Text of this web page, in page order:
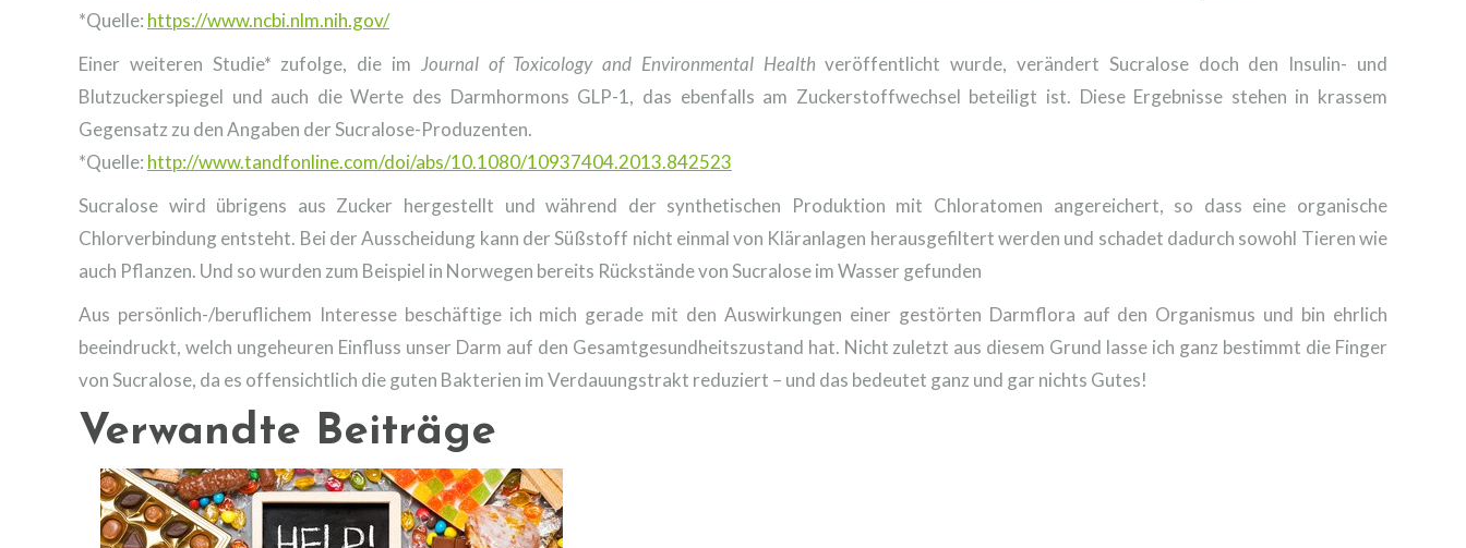
*Quelle: https://www.ncbi.nlm.nih.gov/
Einer weiteren Studie* zufolge, die im Journal of Toxicology and Environmental Health veröffentlicht wurde, verändert Sucralose doch den Insulin- und
Blutzuckerspiegel und auch die Werte des Darmhormons GLP-1, das ebenfalls am Zuckerstoffwechsel beteiligt ist. Diese Ergebnisse stehen in krassem
Gegensatz zu den Angaben der Sucralose-Produzenten.
*Quelle: http://www.tandfonline.com/doi/abs/10.1080/10937404.2013.842523
Sucralose wird übrigens aus Zucker hergestellt und während der synthetischen Produktion mit Chloratomen angereichert, so dass eine organische
Chlorverbindung entsteht. Bei der Ausscheidung kann der Süßstoff nicht einmal von Kläranlagen herausgefiltert werden und schadet dadurch sowohl Tieren wie
auch Pflanzen. Und so wurden zum Beispiel in Norwegen bereits Rückstände von Sucralose im Wasser gefunden
Aus persönlich-/beruflichem Interesse beschäftige ich mich gerade mit den Auswirkungen einer gestörten Darmflora auf den Organismus und bin ehrlich
beeindruckt, welch ungeheuren Einfluss unser Darm auf den Gesamtgesundheitszustand hat. Nicht zuletzt aus diesem Grund lasse ich ganz bestimmt die Finger
von Sucralose, da es offensichtlich die guten Bakterien im Verdauungstrakt reduziert – und das bedeutet ganz und gar nichts Gutes!
Verwandte Beiträge